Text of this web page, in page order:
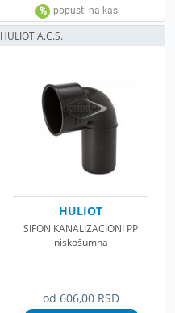
od 606,00 RSD
HULIOT
SIFON KANALIZACIONI PP
niskošumna
HULIOT A.C.S.